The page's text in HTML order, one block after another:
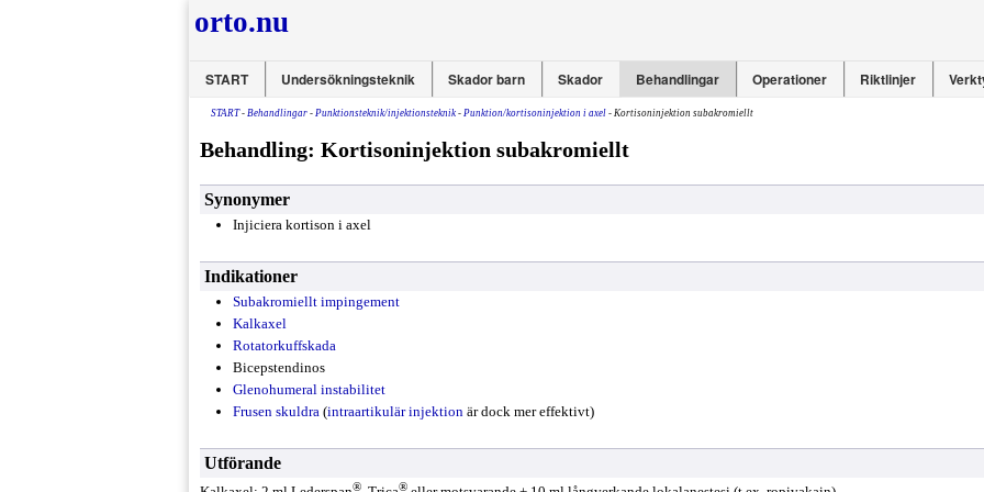
orto.nu
START Undersökningsteknik Skador barn Skador Behandlingar Operationer Riktlinjer
START- Behandlingar - Punktionsteknik/injektionsteknik - Punktion/kortisoninjektion i axel - Kortisoninjektion subakromiellt
Behandling: Kortisoninjektion subakromiellt
Synonymer
Injiciera kortison i axel
Indikationer
Subakromiellt impingement
Kalkaxel
Rotatorkuffskada
Bicepstendinos
Glenohumeral instabilitet
Frusen skuldra (intraartikulär injektion är dock mer effektivt)
Utförande
® ®